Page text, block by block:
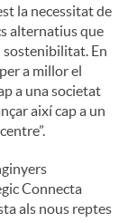
la necessitat de
alternatius que
sostenibilitat. En
a millor el
a una societat
així cap a un
Connecta
als nous reptes